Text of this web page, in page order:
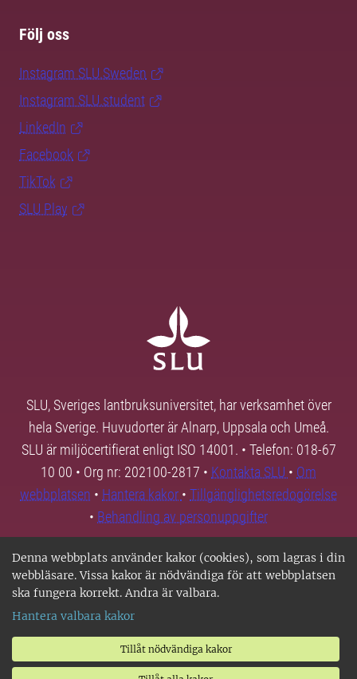
Denna webbplats använder kakor (cookies), som lagras i din
webbläsare. Vissa kakor är nödvändiga för att webbplatsen
ska fungera korrekt. Andra är valbara.
Hantera valbara kakor
Tillåt nödvändiga kakor
Följ oss
Instagram SLU.Sweden
Instagram SLU.student
LinkedIn
Facebook
TikTok
SLU Play
SLU, Sveriges lantbruksuniversitet, har verksamhet över
hela Sverige. Huvudorter är Alnarp, Uppsala och Umeå.
SLU är miljöcertifierat enligt ISO 14001. • Telefon: 018-67
10 00 • Org nr: 202100-2817 • Kontakta SLU • Om
webbplatsen • Hantera kakor • Tillgänglighetsredogörelse
• Behandling av personuppgifter